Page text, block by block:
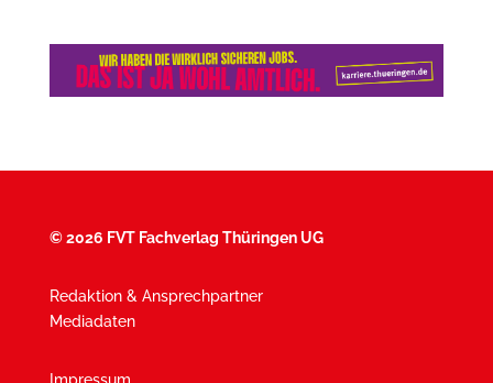
©2026 FVT Fachverlag Thüringen UG
Redaktion & Ansprechpartner
Mediadaten